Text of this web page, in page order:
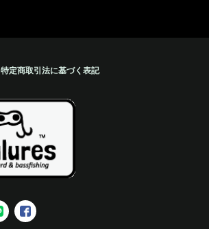
特定商取引法に基づく表記